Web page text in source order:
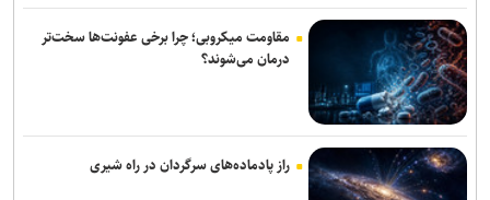
هوش مصنوعی در خدمت پژوهش‌های قرآنی/ نخستین نشست کارگروه
تخصصی برگزار شد
اطلاعیه درخواست‌های مهمانی و انتقال در دانشگاه تهران برای سال
تحصیلی جدید
پیشرفت ۸۰ درصدی خاک‌برداری پروژه احداث دانشکده‌های علوم اجتماعی
و حقوق و علوم سیاسی
مقاومت میکروبی؛ چرا برخی عفونت‌ها سخت‌تر
درمان می‌شوند؟
راز پادماده‌های سرگردان در راه شیری